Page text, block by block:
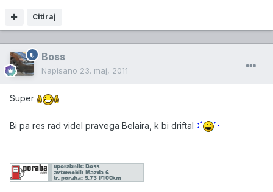
Citiraj
Boss
Napisano 23. maj, 2011
Super
Bi pa res rad videl pravega Belaira, k bi driftal